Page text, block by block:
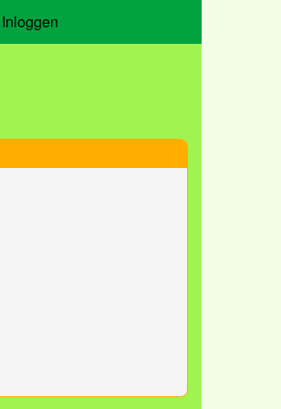
Inloggen